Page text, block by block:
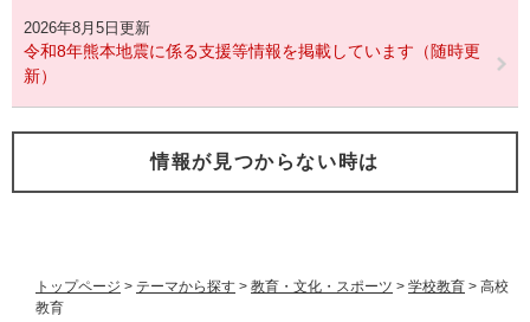
トップページ > テーマから探す > 教育・文化・スポーツ > 学校教育 > 高校
教育
2026年8月5日更新
令和8年熊本地震に係る支援等情報を掲載しています（随時更
新）
情報が見つからない時は